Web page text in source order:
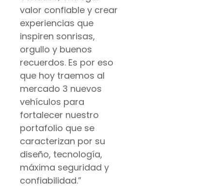
valor confiable y crear
experiencias que
inspiren sonrisas,
orgullo y buenos
recuerdos. Es por eso
que hoy traemos al
mercado 3 nuevos
vehículos para
fortalecer nuestro
portafolio que se
caracterizan por su
diseño, tecnología,
máxima seguridad y
confiabilidad.”